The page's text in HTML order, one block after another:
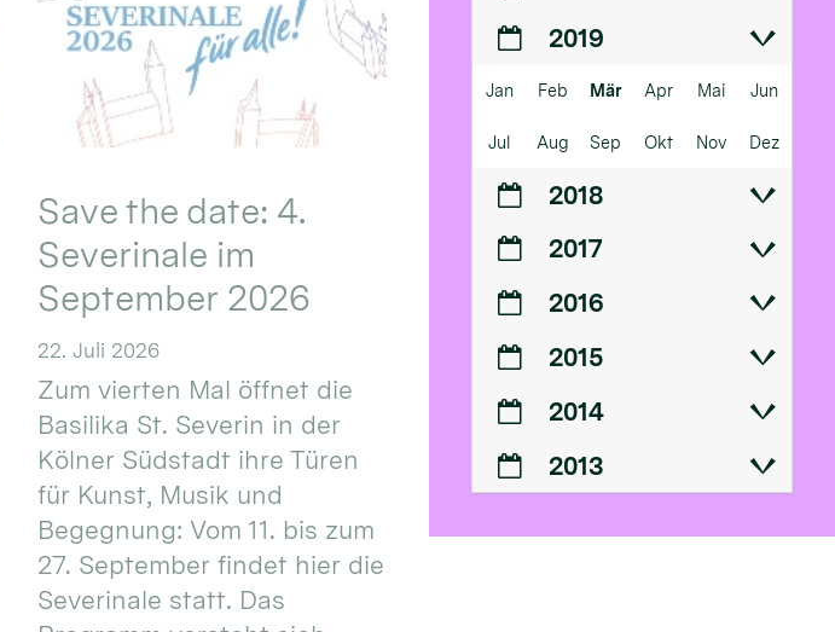
Save the date: 4.
Severinale im
September 2026
22. Juli 2026
Zum vierten Mal öffnet die
Basilika St. Severin in der
Kölner Südstadt ihre Türen
für Kunst, Musik und
Begegnung: Vom 11. bis zum
27. September findet hier die
Severinale statt. Das
2019
Jan Feb Mär Apr Mai Jun
Jul Aug Sep Okt Nov Dez
2018
2017
2016
2015
2014
2013